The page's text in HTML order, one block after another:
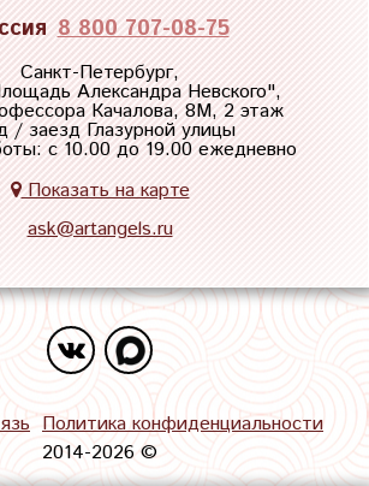
8 800 707-08-75
Санкт-Петербург,
Александра Невского",
Качалова, 8М, 2 этаж
/ заезд Глазурной улицы
с 10.00 до 19.00 ежедневно
Показать на карте
ask@artangels.ru
Политика конфиденциальности
2014-2026 ©